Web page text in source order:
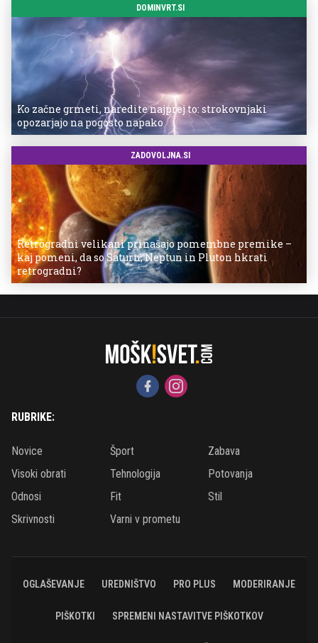
DOMINVRT.SI
Ko začne grmeti, naredite najprej to: strokovnjaki
opozarjajo na pogosto napako
ZADOVOLJNA.SI
Retrogradni velikani prinašajo pomembne premike –
kaj pomeni, da so Saturn, Neptun in Pluton hkrati
retrogradni?
RUBRIKE:
Novice Šport
Zabava
Visoki obrati
Tehnologija
Potovanja
Odnosi
Fit
Stil
Skrivnosti
Varni v prometu
OGLAŠEVANJE UREDNIŠTVO PRO PLUS MODERIRANJE
PIŠKOTKI SPREMENI NASTAVITVE PIŠKOTKOV